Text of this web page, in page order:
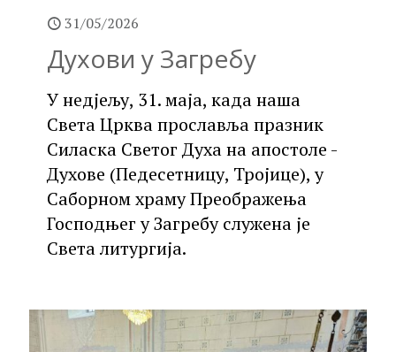
31/05/2026
Духови у Загребу
У недјељу, 31. маја, када наша
Света Црква прославља празник
Силаска Светог Духа на апостоле -
Духове (Педесетницу, Тројице), у
Саборном храму Преображења
Господњег у Загребу служена је
Света литургија.